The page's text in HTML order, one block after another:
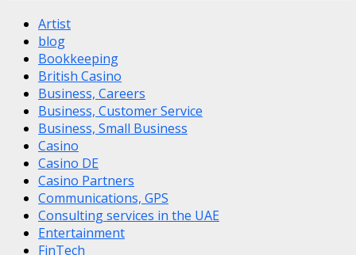
Artist
blog
Bookkeeping
British Casino
Business, Careers
Business, Customer Service
Business, Small Business
Casino
Casino DE
Casino Partners
Communications, GPS
Consulting services in the UAE
Entertainment
FinTech